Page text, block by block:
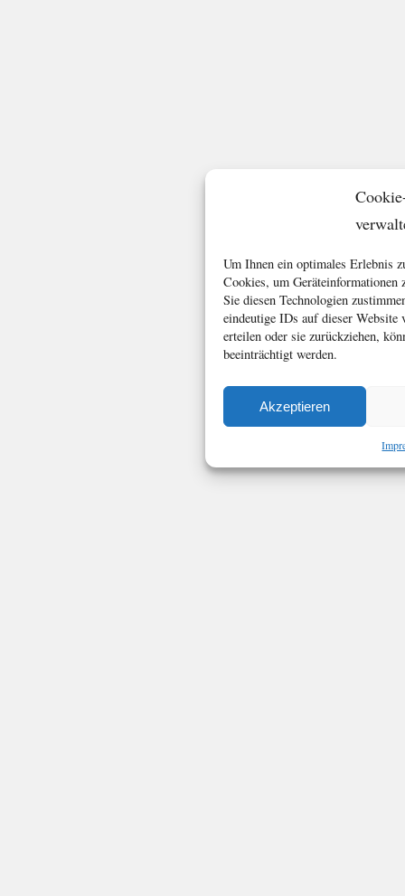
Um Ihnen ein optimales Erlebnis
Cookies, um Geräteinformationen
Sie diesen Technologien
eindeutige IDs auf dieser
erteilen oder sie zurückziehen,
beeinträchtigt werden.
Akzeptieren